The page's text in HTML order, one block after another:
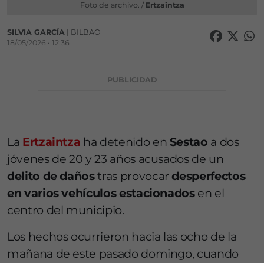
Foto de archivo. / Ertzaintza
SILVIA GARCÍA | BILBAO
18/05/2026 • 12:36
PUBLICIDAD
La Ertzaintza ha detenido en Sestao a dos
jóvenes de 20 y 23 años acusados de un
delito de dañostras provocardesperfectos
en varios vehículos estacionadosen el
centro del municipio.
Los hechos ocurrieron hacia las ocho de la
mañana de este pasado domingo, cuando